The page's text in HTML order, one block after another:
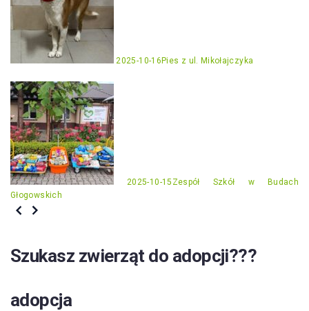
2025-10-16 Pies z ul. Mikołajczyka
2025-10-15 Zespół Szkół w Budach
Głogowskich
Szukasz zwierząt do adopcji???
adopcja